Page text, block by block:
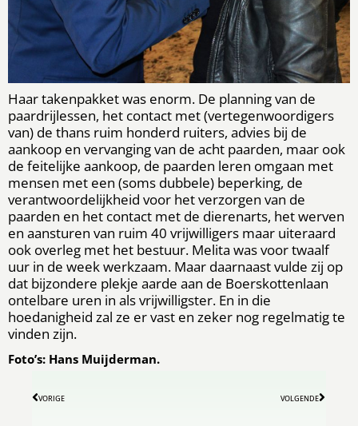
Haar takenpakket was enorm. De planning van de
paardrijlessen, het contact met (vertegenwoordigers
van) de thans ruim honderd ruiters, advies bij de
aankoop en vervanging van de acht paarden, maar ook
de feitelijke aankoop, de paarden leren omgaan met
mensen met een (soms dubbele) beperking, de
verantwoordelijkheid voor het verzorgen van de
paarden en het contact met de dierenarts, het werven
en aansturen van ruim 40 vrijwilligers maar uiteraard
ook overleg met het bestuur. Melita was voor twaalf
uur in de week werkzaam. Maar daarnaast vulde zij op
dat bijzondere plekje aarde aan de Boerskottenlaan
ontelbare uren in als vrijwilligster. En in die
hoedanigheid zal ze er vast en zeker nog regelmatig te
vinden zijn.
Foto’s: Hans Muijderman.
VORIGE VOLGENDE